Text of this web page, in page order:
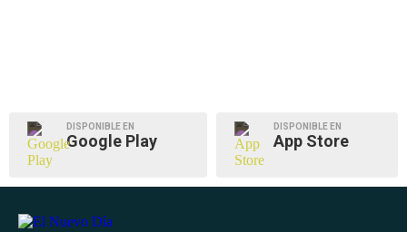
DISPONIBLE EN
Google Play
DISPONIBLE EN
App Store